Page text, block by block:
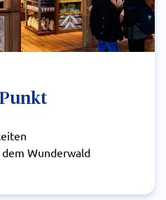
dem Wunderwald